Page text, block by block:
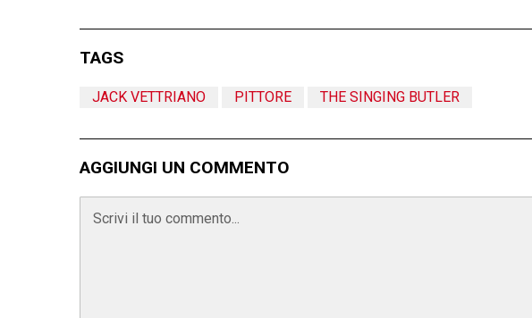
TAGS
JACK VETTRIANO PITTORE THE SINGING BUTLER
AGGIUNGI UN COMMENTO